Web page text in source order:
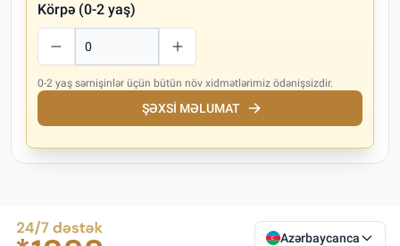
Körpə (0-2 yaş)
0-2 yaş sərnişinlər üçün bütün növ xidmətlərimiz ödənişsizdir.
ŞƏXSI MƏLUMAT
Azərbaycanca